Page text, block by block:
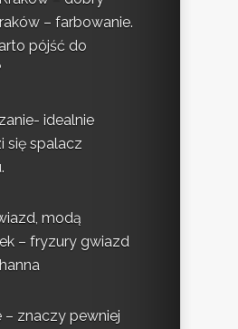
– farbowanie.
pójść do
idealnie
się spalacz
modą
– fryzury gwiazd
– znaczy pewniej